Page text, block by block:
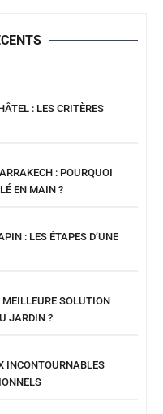
: LES CRITÈRES
: POURQUOI
EN MAIN ?
: LES ÉTAPES D’UNE
SOLUTION
JARDIN ?
INCONTOURNABLES